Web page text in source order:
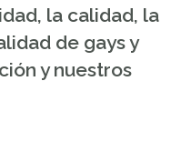
la calidad, la
de gays y
y nuestros